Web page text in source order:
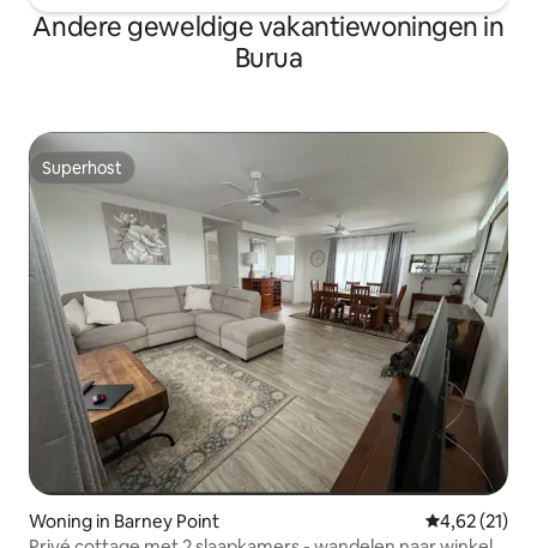
Andere geweldige vakantiewoningen in
Burua
Superhost
Superhost
Woning in Barney Point Gemiddelde
4,62 (21)